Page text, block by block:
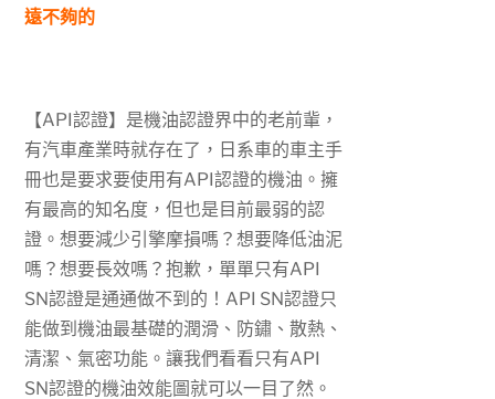
遠不夠的
【API認證】是機油認證界中的老前軰，
有汽車產業時就存在了，日系車的車主手
冊也是要求要使用有API認證的機油。擁
有最高的知名度，但也是目前最弱的認
證。想要減少引擎摩損嗎？想要降低油泥
嗎？想要長效嗎？抱歉，單單只有API
SN認證是通通做不到的！API SN認證只
能做到機油最基礎的潤滑、防鏽、散熱、
清潔、氣密功能。讓我們看看只有API
SN認證的機油效能圖就可以一目了然。